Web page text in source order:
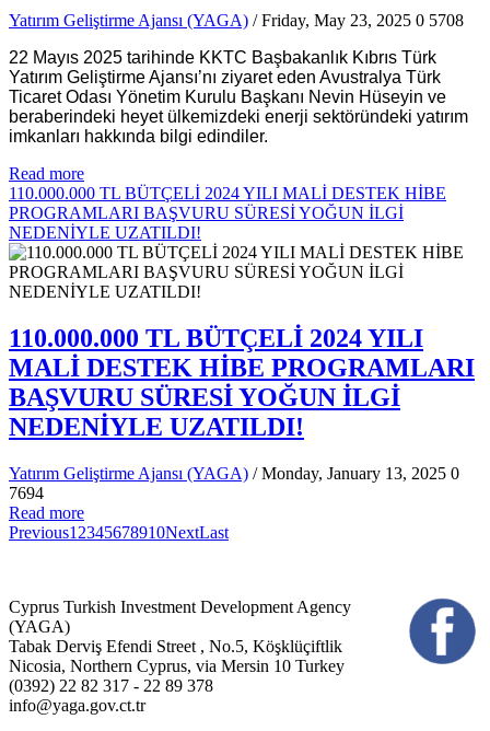
Yatırım Geliştirme Ajansı (YAGA) / Friday, May 23, 2025 0 5708
22 Mayıs 2025 tarihinde KKTC Başbakanlık Kıbrıs Türk
Yatırım Geliştirme Ajansı’nı ziyaret eden Avustralya Türk
Ticaret Odası Yönetim Kurulu Başkanı Nevin Hüseyin ve
beraberindeki heyet ülkemizdeki enerji sektöründeki yatırım
imkanları hakkında bilgi edindiler.
Read more
110.000.000 TL BÜTÇELİ 2024 YILI MALİ DESTEK HİBE
PROGRAMLARI BAŞVURU SÜRESİ YOĞUN İLGİ
NEDENİYLE UZATILDI!
110.000.000 TL BÜTÇELİ 2024 YILI
MALİ DESTEK HİBE PROGRAMLARI
BAŞVURU SÜRESİ YOĞUN İLGİ
NEDENİYLE UZATILDI!
Yatırım Geliştirme Ajansı (YAGA) / Monday, January 13, 2025 0
7694
Read more
Previous1 2345678910NextLast
Cyprus Turkish Investment Development Agency
(YAGA)
Tabak Derviş Efendi Street , No.5, Köşklüçiftlik
Nicosia, Northern Cyprus, via Mersin 10 Turkey
(0392) 22 82 317 - 22 89 378
info@yaga.gov.ct.tr